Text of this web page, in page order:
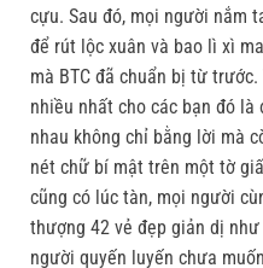
cựu. Sau đó, mọi người nắm
để rút lộc xuân và bao lì xì
mà BTC đã chuẩn bị từ
nhiều nhất cho các bạn đó là
nhau không chỉ bằng lời mà
nét chữ bí mật trên một tờ
cũng có lúc tàn, mọi người
thượng 42 vẻ đẹp giản dị
người quyến luyến chưa